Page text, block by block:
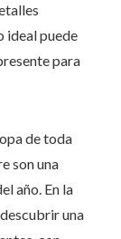
ideal puede
para
de toda
son una
año. En la
una